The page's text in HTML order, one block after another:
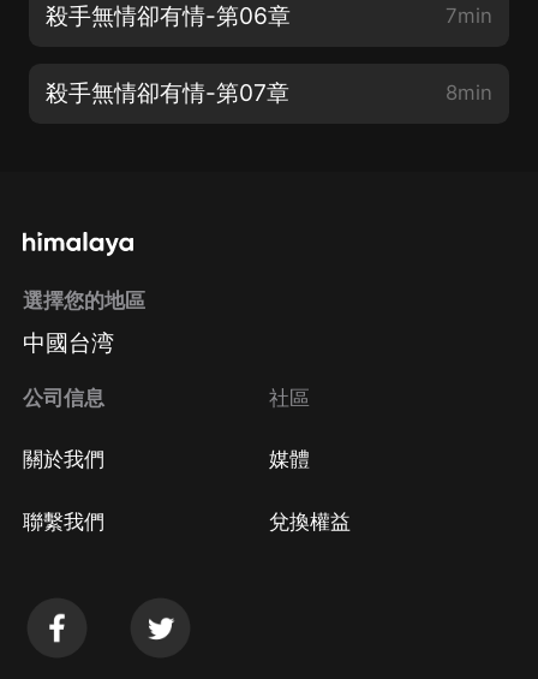
殺手無情卻有情-第06章 7min
殺手無情卻有情-第07章 8min
選擇您的地區
中國台湾
公司信息
關於我們
聯繫我們
社區
媒體
兌換權益